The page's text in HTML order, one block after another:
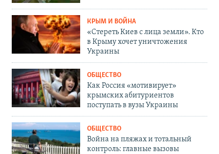
КРЫМ И ВОЙНА
«Стереть Киев с лица земли». Кто
в Крыму хочет уничтожения
Украины
ОБЩЕСТВО
Как Россия «мотивирует»
крымских абитуриентов
поступать в вузы Украины
ОБЩЕСТВО
Война на пляжах и тотальный
контроль: главные вызовы